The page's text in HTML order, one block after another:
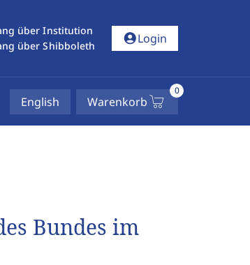
über Institution
über Shibboleth
account_circleLogin
English Warenkorb
0
Bundes im